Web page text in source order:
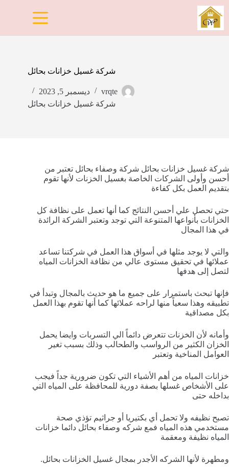
التجاوز
إلى
المحتوى
شركة غسيل خزانات بحائل
vrqte
ديسمبر 5, 2023
شركة غسيل خزانات بحائل
شركة غسيل خزانات بحائل شركة وصفاء بحائل تعتبر من
أحسن وأولى الشركات الخاصة بغسيل الخزنات لأنها تقوم
بتقديم العمل بكل كفاءة
حتي تحصل علي أحسن النتائج كما أنها تعمل على نظافة كل
الخزانات بأنواعها المتنوعة التي توجد وتعتبر الشركة الرائدة
في هذا المجال
والتي لا يوجد مثلها في أسواق هذا العمل في شركتنا تساعد
عملائها في تحقيق مستوى عالي من نظافة الخزانات المياه
لتصل إلى هدفها
فإنها تبحث باستمرار على جميع ما هو حديث بالمجال وتبدأ في
تطبيقه وهذا سعياً منها لراحه عملائها كما أنها تقوم بهذا العمل
بكل مصداقية
وأمانه لأن الخزنات تتعرض دائماً الي التسربات وايضا يحمل
الخزان الكثير من الرواسب والطحالب وذلك بسبب تغير
العوامل المناخية وتعتبر
خزانات المياه من أهم الأشياء التي تكون ضرورية جداً فيجب
على الأشخاص غسلها بصفة دورية للمحافظة على المياه التي
بداخله حتى
تصبح نظيفه ولا تحمل أي بكتيريا أو جراثيم تؤذي صحة
مستخدمي هذه المياه فمع شركه وصفاء بحائل دائما خزانات
المياه نظيفة ومعقمة
ومطهرة لأنها الشركه الأجدر بمجال غسيل الخزانات بحائل.